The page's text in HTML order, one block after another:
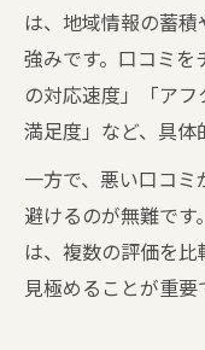
は、地域情報の蓄
強みです。口コミ
の対応速度」「ア
満足度」など、具体
一方で、悪い口コ
避けるのが無難で
は、複数の評価を
見極めることが重要